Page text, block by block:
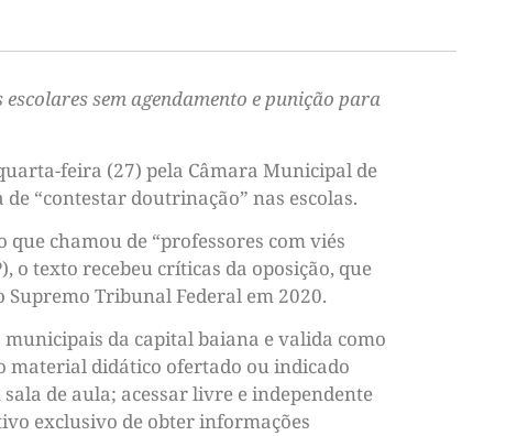
sem agendamento e punição para
feira (27) pela Câmara Municipal de
“contestar doutrinação” nas escolas.
chamou de “professores com viés
o texto recebeu críticas da oposição, que
Tribunal Federal em 2020.
municipais da capital baiana e valida como
material didático ofertado ou indicado
de aula; acessar livre e independente
exclusivo de obter informações